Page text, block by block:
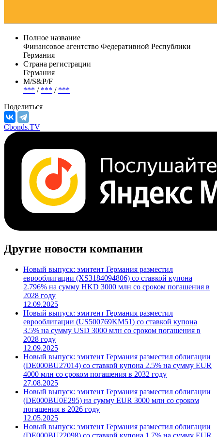
Полное название
Финансовое агентство Федеративной Республики
Германия
Германия
М/S&P/F
***/
Поделиться
Cbonds.TV
Другие новости компании
Новый выпуск: эмитент Германия разместил
еврооблигации (XS3184094806) со ставкой купона
2.796% на сумму HKD 3000 млн со сроком погашения в
2028 году
12.09.2025
Новый выпуск: эмитент Германия разместил
еврооблигации (US500769KM51) со ставкой купона
3.5% на сумму USD 3000 млн со сроком погашения в
2028 году
12.09.2025
Новый выпуск: эмитент Германия разместил облигации
(DE000BU27014) со ставкой купона 2.5% на сумму EUR
4000 млн со сроком погашения в 2032 году
27.08.2025
Новый выпуск: эмитент Германия разместил облигации
(DE000BU0E295) на сумму EUR 3000 млн со сроком